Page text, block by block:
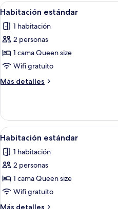
Abrir
todas
las
fotos
de
Habitación
estándar
6
Habitación estándar
1 habitación
2 personas
1 cama Queen size
Wifi gratuito
Más detalles
Más
estándar
Abrir
todas
las
fotos
de
Habitación
estándar
6
Habitación estándar
1 habitación
2 personas
1 cama Queen size
Wifi gratuito
Más detalles
Más